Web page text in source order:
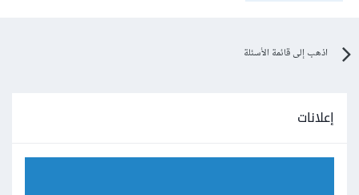
اذهب إلى قائمة الأسئلة
إعلانات